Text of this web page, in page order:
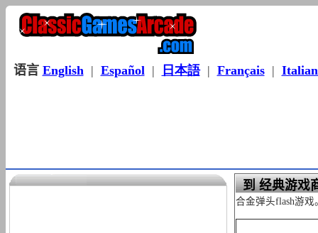
语言 English| Español| 日本語| Français|
到 经典游戏
合金弹头flash游